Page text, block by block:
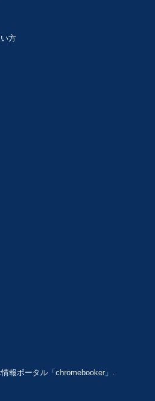
方
報ポータル「chromebooker」.